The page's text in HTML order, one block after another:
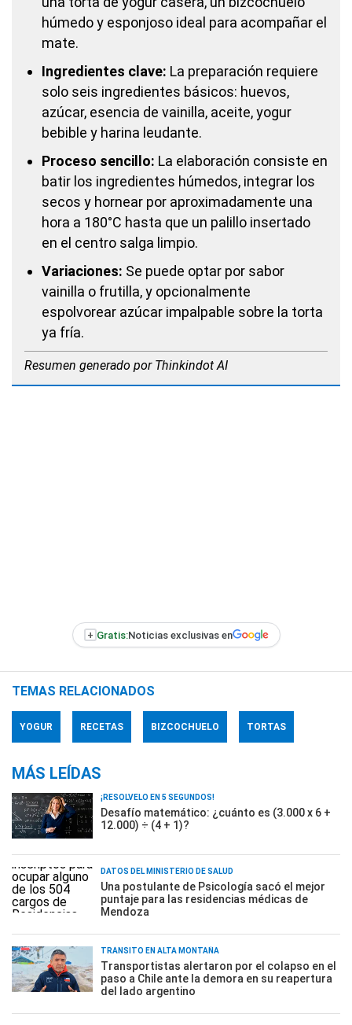
húmedo y esponjoso ideal para acompañar el
mate.
Ingredientes clave: La preparación requiere
solo seis ingredientes básicos: huevos,
azúcar, esencia de vainilla, aceite, yogur
bebible y harina leudante.
Proceso sencillo: La elaboración consiste en
batir los ingredientes húmedos, integrar los
secos y hornear por aproximadamente una
hora a 180°C hasta que un palillo insertado
en el centro salga limpio.
Variaciones: Se puede optar por sabor
vainilla o frutilla, y opcionalmente
espolvorear azúcar impalpable sobre la torta
ya fría.
Resumen generado por Thinkindot AI
+ Gratis:Noticias exclusivas en
TEMAS RELACIONADOS
YOGUR RECETAS BIZCOCHUELO TORTAS
MÁS LEÍDAS
¡RESOLVELO EN 5 SEGUNDOS!
Desafío matemático: ¿cuánto es (3.000 x 6 +
12.000) ÷ (4 + 1)?
DATOS DEL MINISTERIO DE SALUD
Una postulante de Psicología sacó el mejor
puntaje para las residencias médicas de
Mendoza
TRÁNSITO EN ALTA MONTAÑA
Transportistas alertaron por el colapso en el
paso a Chile ante la demora en su reapertura
del lado argentino